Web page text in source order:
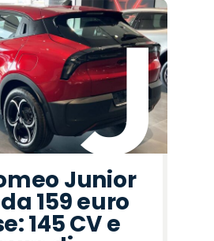
Junior
159 euro
145 CV e